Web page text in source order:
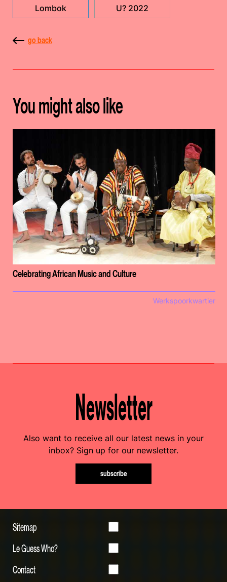
Lombok U? 2022
go back
You might also like
Celebrating African Music and Culture
Werkspoorkwartier
Newsletter
Also want to receive all our latest news in your
inbox? Sign up for our newsletter.
subscribe
Sitemap
Le Guess Who?
Contact